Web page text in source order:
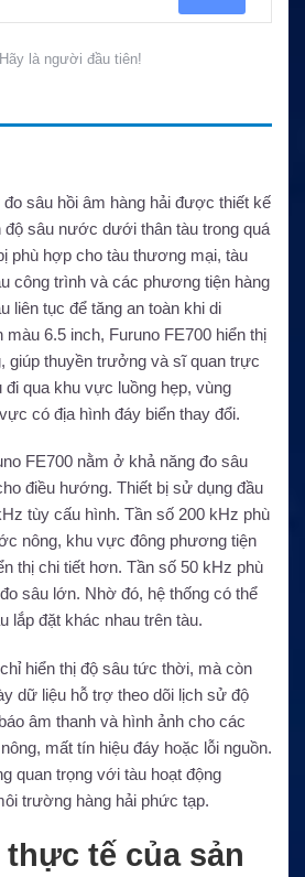
là người đầu tiên!
sâu hồi âm hàng hải được thiết kế
độ sâu nước dưới thân tàu trong quá
phù hợp cho tàu thương mại, tàu
công trình và các phương tiện hàng
liên tục để tăng an toàn khi di
6.5 inch, Furuno FE700 hiển thị
giúp thuyền trưởng và sĩ quan trực
đi qua khu vực luồng hẹp, vùng
có địa hình đáy biển thay đổi.
FE700 nằm ở khả năng đo sâu
điều hướng. Thiết bị sử dụng đầu
tùy cấu hình. Tần số 200 kHz phù
nông, khu vực đông phương tiện
thị chi tiết hơn. Tần số 50 kHz phù
sâu lớn. Nhờ đó, hệ thống có thể
lắp đặt khác nhau trên tàu.
hiển thị độ sâu tức thời, mà còn
dữ liệu hỗ trợ theo dõi lịch sử độ
âm thanh và hình ảnh cho các
mất tín hiệu đáy hoặc lỗi nguồn.
quan trọng với tàu hoạt động
trường hàng hải phức tạp.
tế của sản